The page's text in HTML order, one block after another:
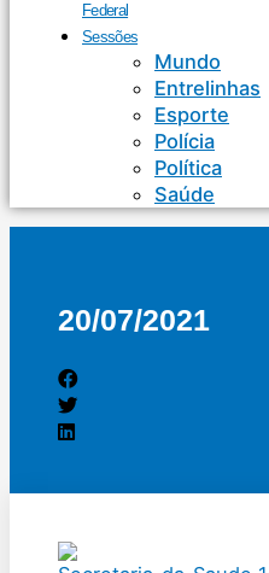
Federal
Sessões
Mundo
Entrelinhas
Esporte
Polícia
Política
Saúde
20/07/2021